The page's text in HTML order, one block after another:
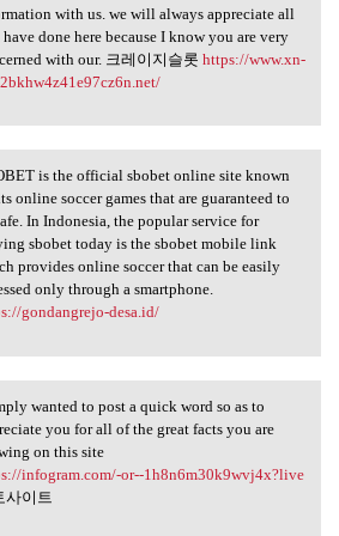
you because you have
with us. we will always appreciate all
done here because I know you are very
with our. 크레이지슬롯 https://www.xn-
is the official sbobet
is the official sbobet online site known
online soccer games that are guaranteed to
In Indonesia, the popular service for
sbobet today is the sbobet mobile link
provides online soccer that can be easily
only through a smartphone.
gondangrejo-desa.id/
wanted to post a
wanted to post a quick word so as to
you for all of the great facts you are
on this site
infogram.com/-or--1h8n6m30k9wvj4x?live
사이트